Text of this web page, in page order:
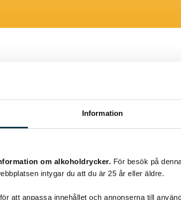
Information
om alkoholdrycker. För besök på
intygar du att du är 25 år eller äldre.
att anpassa innehållet och annonserna till